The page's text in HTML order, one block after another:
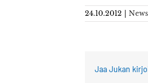
24.10.2012 News
Jaa Jukan